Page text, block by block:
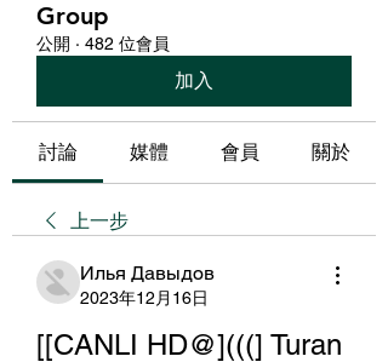
Group
公開 · 482 位會員
加入
討論 媒體 會員 關於
上一步
Илья Давыдов
2023年12月16日
[[CANLI HD@](((] Turan